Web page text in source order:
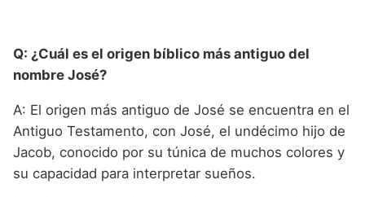
Q: ¿Cuál es el origen bíblico más antiguo del
nombre José?
A: El origen más antiguo de José se encuentra en el
Antiguo Testamento, con José, el undécimo hijo de
Jacob, conocido por su túnica de muchos colores y
su capacidad para interpretar sueños.